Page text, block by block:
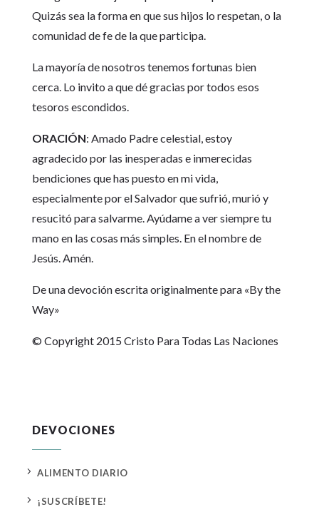
Quizás sea la forma en que sus hijos lo respetan, o la
comunidad de fe de la que participa.
La mayoría de nosotros tenemos fortunas bien
cerca. Lo invito a que dé gracias por todos esos
tesoros escondidos.
ORACIÓN: Amado Padre celestial, estoy
agradecido por las inesperadas e inmerecidas
bendiciones que has puesto en mi vida,
especialmente por el Salvador que sufrió, murió y
resucitó para salvarme. Ayúdame a ver siempre tu
mano en las cosas más simples. En el nombre de
Jesús. Amén.
De una devoción escrita originalmente para «By the
Way»
© Copyright 2015 Cristo Para Todas Las Naciones
DEVOCIONES
5 ALIMENTO DIARIO
5 ¡SUSCRÍBETE!